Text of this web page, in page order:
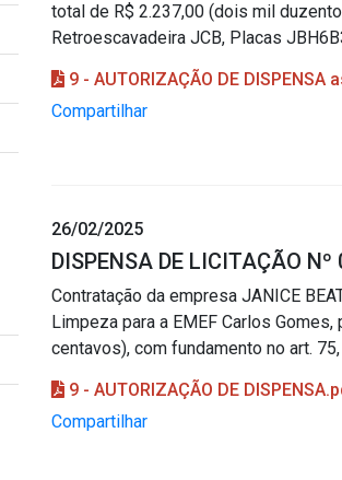
total de R$ 2.237,00 (dois mil
Retroescavadeira JCB, Placas
9 - AUTORIZAÇÃO DE DISPENSA
Compartilhar
26/02/2025
DISPENSA DE LICITAÇÃO
Contratação da empresa JANICE
Limpeza para a EMEF Carlos
centavos), com fundamento no art.
9 - AUTORIZAÇÃO DE
Compartilhar